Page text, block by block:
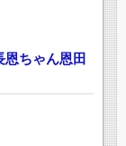
ちゃん恩田